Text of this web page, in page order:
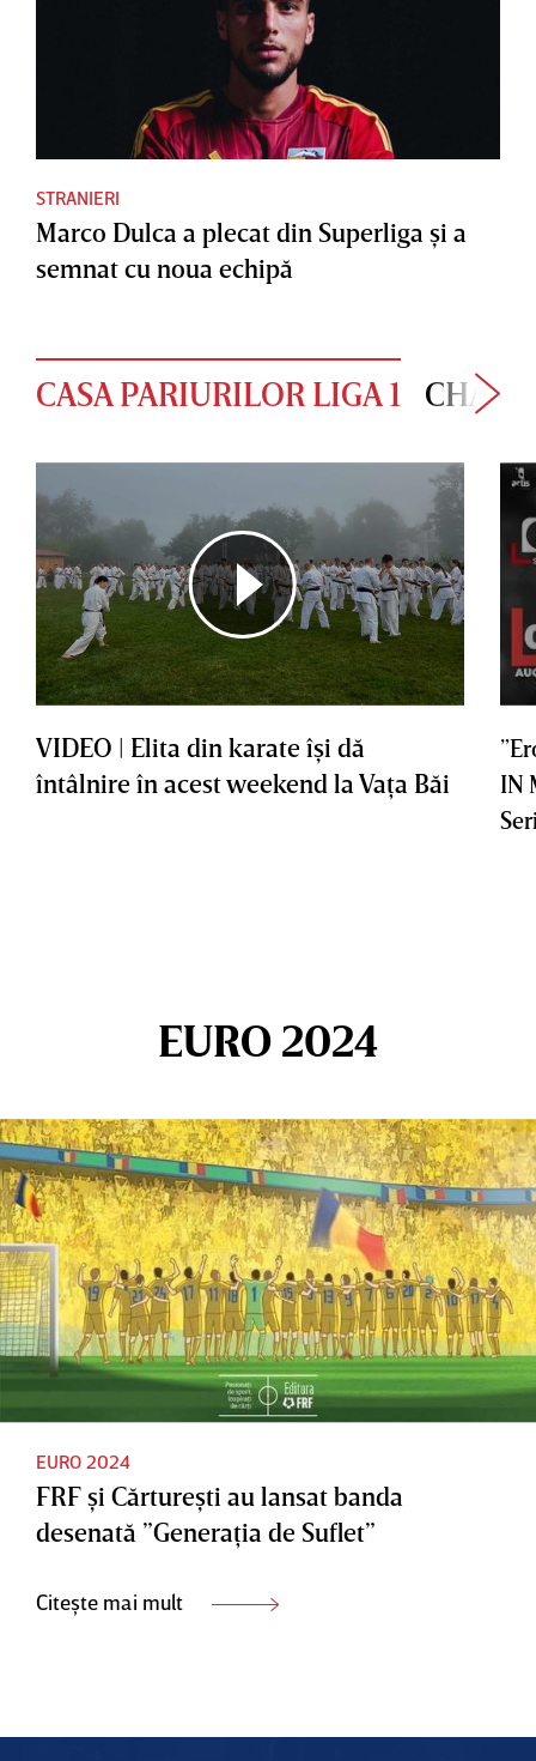
STRANIERI
Marco Dulca a plecat din Superliga şi a
semnat cu noua echipă
CASA PARIURILOR LIGA 1
VIDEO | Elita din karate îşi dă
întâlnire în acest weekend la Vaţa Băi
IN
EURO 2024
EURO 2024
FRF şi Cărtureşti au lansat banda
desenată ”Generaţia de Suflet”
Citește mai mult